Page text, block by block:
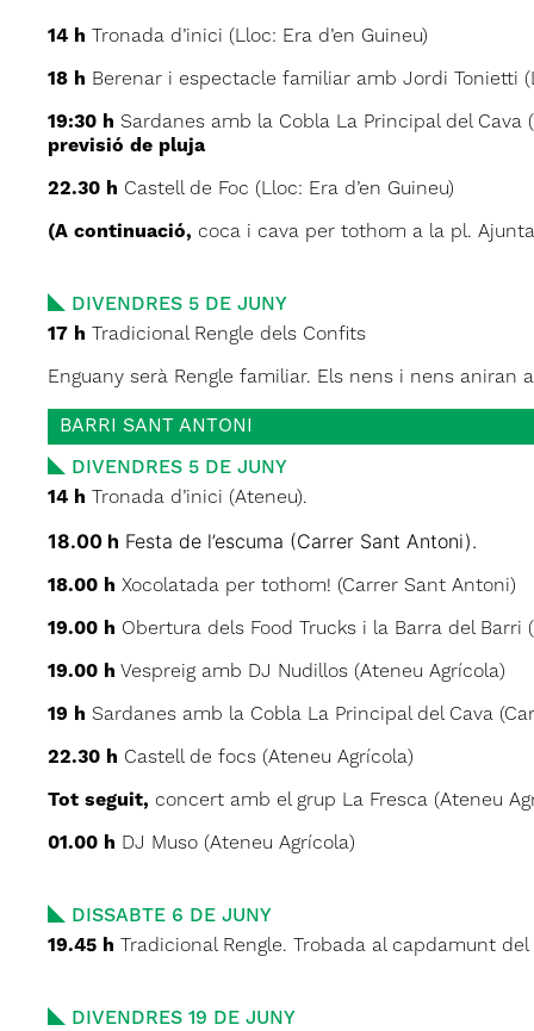
14 h Tronada d’inici (Lloc: Era d’en Guineu)
18 h Berenar i espectacle familiar amb Jordi Tonietti
19:30 h Sardanes amb la Cobla La Principal del
previsió de pluja
22.30 h Castell de Foc (Lloc: Era d’en Guineu)
(A continuació, coca i cava per tothom a la pl.
DIVENDRES 5 DE JUNY
17 h Tradicional Rengle dels Confits
Enguany serà Rengle familiar. Els nens i nens aniran
BARRI SANT ANTONI
DIVENDRES 5 DE JUNY
14 h Tronada d’inici (Ateneu).
18.00 h Festa de l’escuma (Carrer Sant Antoni).
18.00 h Xocolatada per tothom! (Carrer Sant Antoni)
19.00 h Obertura dels Food Trucks i la Barra del Barri
19.00 h Vespreig amb DJ Nudillos (Ateneu Agrícola)
19 h Sardanes amb la Cobla La Principal del Cava
22.30 h Castell de focs (Ateneu Agrícola)
Tot seguit, concert amb el grup La Fresca (Ateneu
01.00 h DJ Muso (Ateneu Agrícola)
DISSABTE 6 DE JUNY
19.45 h Tradicional Rengle. Trobada al capdamunt
DIVENDRES 19 DE JUNY